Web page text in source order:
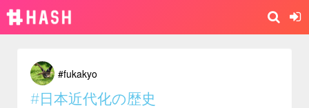
#fukakyo
#日本近代化の歴史